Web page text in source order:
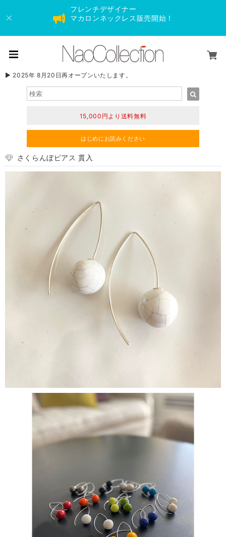
フレンチデザイナー
マカロンネックレス販売開始！
▶︎ 2025年 8月20日再オープンいたします。
15,000円より送料無料
はじめにお読みください
さくらんぼピアス 貫入